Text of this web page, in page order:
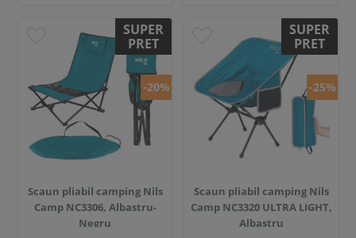
SUPER
PRET
-20%
Scaun pliabil camping Nils
Camp NC3306, Albastru-
Negru
SUPER
PRET
-25%
Scaun pliabil camping Nils
Camp NC3320 ULTRA LIGHT,
Albastru